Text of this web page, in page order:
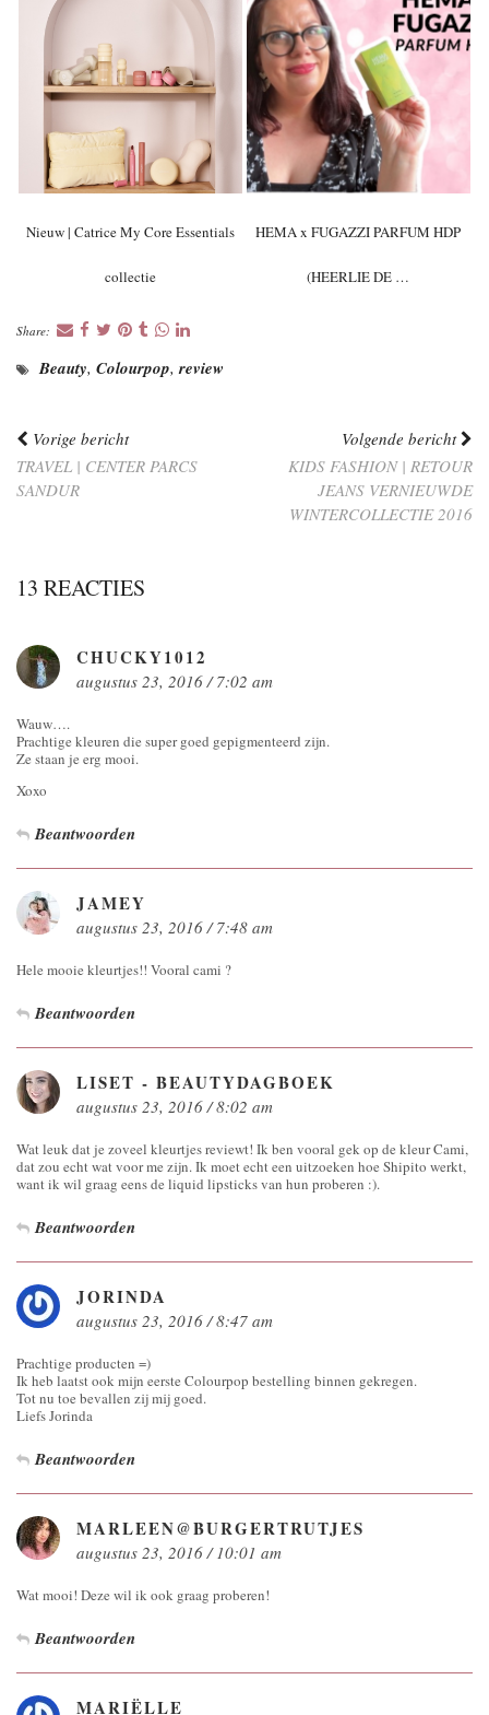
Nieuw | Catrice My Core Essentials
collectie
HEMA x FUGAZZI PARFUM HDP
(HEERLIE DE …
Share:
Beauty, Colourpop, review
Vorige bericht
TRAVEL | CENTER PARCS
SANDUR
Volgende bericht
KIDS FASHION | RETOUR
JEANS VERNIEUWDE
WINTERCOLLECTIE 2016
13 REACTIES
CHUCKY1012
augustus 23, 2016 / 7:02 am
Wauw….
Prachtige kleuren die super goed gepigmenteerd zijn.
Ze staan je erg mooi.
Xoxo
Beantwoorden
JAMEY
augustus 23, 2016 / 7:48 am
Hele mooie kleurtjes!! Vooral cami ?
Beantwoorden
LISET - BEAUTYDAGBOEK
augustus 23, 2016 / 8:02 am
Wat leuk dat je zoveel kleurtjes reviewt! Ik ben vooral gek op de kleur Cami,
dat zou echt wat voor me zijn. Ik moet echt een uitzoeken hoe Shipito werkt,
want ik wil graag eens de liquid lipsticks van hun proberen :).
Beantwoorden
JORINDA
augustus 23, 2016 / 8:47 am
Prachtige producten =)
Ik heb laatst ook mijn eerste Colourpop bestelling binnen gekregen.
Tot nu toe bevallen zij mij goed.
Liefs Jorinda
Beantwoorden
MARLEEN@BURGERTRUTJES
augustus 23, 2016 / 10:01 am
Wat mooi! Deze wil ik ook graag proberen!
Beantwoorden
MARIËLLE